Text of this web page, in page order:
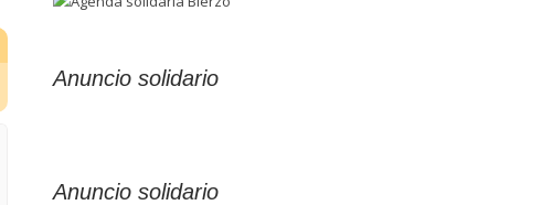
Anuncio solidario
Anuncio solidario